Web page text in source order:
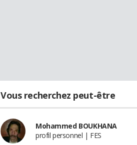
Vous recherchez peut-être
Mohammed BOUKHANA
profil personnel | FES